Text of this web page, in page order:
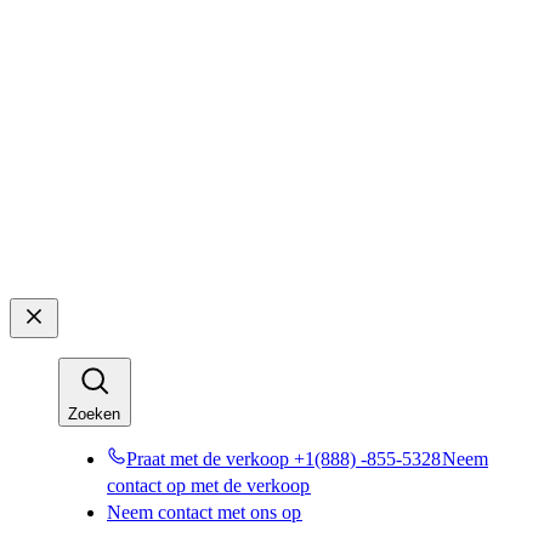
Zoeken​​
Praat met de verkoop +1(888) -855-5328​​Neem
contact op met de verkoop​​
Neem contact met ons op​​